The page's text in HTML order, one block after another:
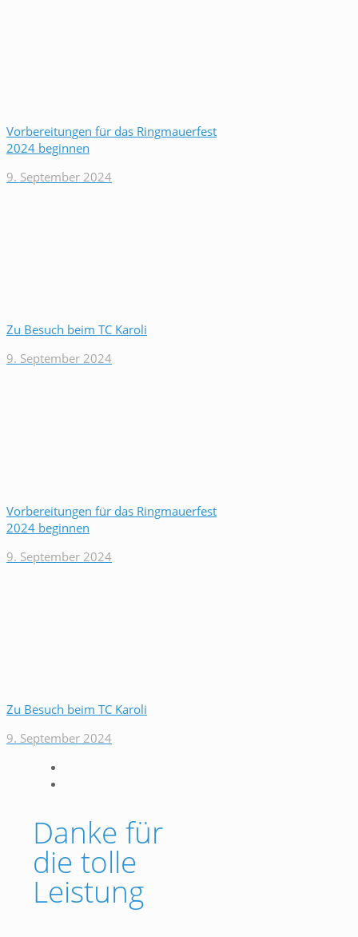
Vorbereitungen für das Ringmauerfest
2024 beginnen
9. September 2024
Zu Besuch beim TC Karoli
9. September 2024
Vorbereitungen für das Ringmauerfest
2024 beginnen
9. September 2024
Zu Besuch beim TC Karoli
9. September 2024
Danke für
die tolle
Leistung